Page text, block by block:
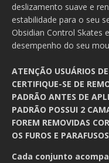
deslizamento suave e
estabilidade para o seu
Obsidian Control Skates
desempenho do seu
ATENÇÃO USUÁRIOS
CERTIFIQUE-SE DE
PADRÃO ANTES DE
PADRÃO POSSUI 2
FOREM REMOVIDAS
OS FUROS E
Cada conjunto